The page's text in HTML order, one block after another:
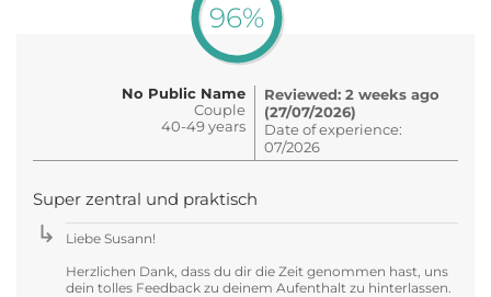
96%
No Public Name
Couple
40-49 years
Reviewed: 2 weeks ago
(27/07/2026)
Date of experience:
07/2026
Super zentral und praktisch
Liebe Susann!
Herzlichen Dank, dass du dir die Zeit genommen hast, uns
dein tolles Feedback zu deinem Aufenthalt zu hinterlassen.